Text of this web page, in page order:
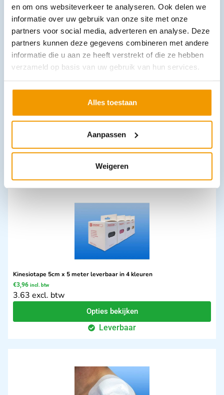
en om ons websiteverkeer te analyseren. Ook delen we
informatie over uw gebruik van onze site met onze
partners voor social media, adverteren en analyse. Deze
partners kunnen deze gegevens combineren met andere
informatie die u aan ze heeft verstrekt of die ze hebben
verzameld op basis van uw gebruik van hun services.
Alles toestaan
Aanpassen
Weigeren
Leverbaar
Gaasdeppers NOBA Steriel per 5 verpakt
€
Opties bekijken
Leverbaar
Kinesiotape 5cm x 5 meter leverbaar in 4 kleuren
€3,96 incl. btw
3.63 excl. btw
Opties bekijken
Leverbaar